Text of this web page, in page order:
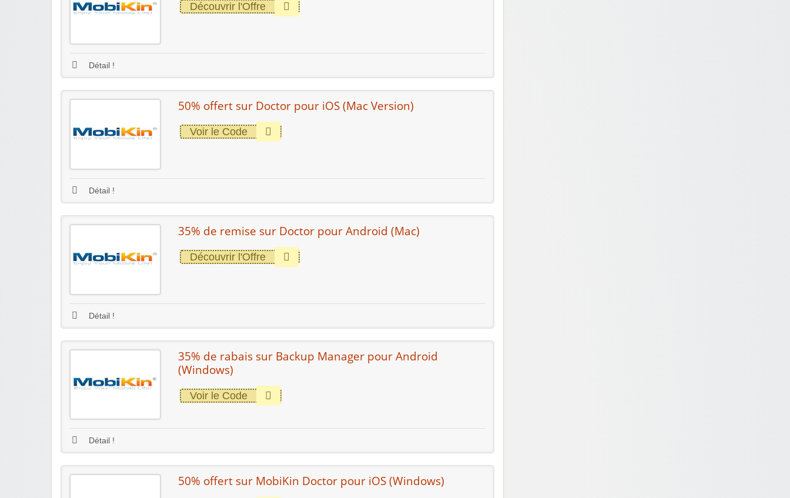
Découvrir l'Offre
Détail !
50% offert sur Doctor pour iOS (Mac Version)
Voir le Code
Détail !
35% de remise sur Doctor pour Android (Mac)
Découvrir l'Offre
Détail !
35% de rabais sur Backup Manager pour Android
(Windows)
Voir le Code
Détail !
50% offert sur MobiKin Doctor pour iOS (Windows)